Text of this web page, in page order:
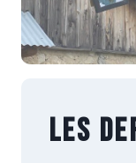
Les